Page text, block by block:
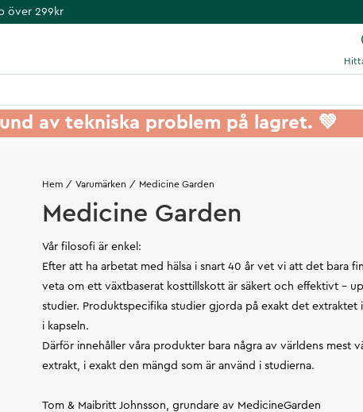
över 299kr
av tekniska problem på lagret. 💚
Hem Varumärken Medicine Garden
Medicine Garden
Vår filosofi är enkel:
Efter att ha arbetat med hälsa i snart 40 år vet vi att det bara
veta om ett växtbaserat kosttillskott är säkert och effektivt –
studier. Produktspecifika studier gjorda på exakt det extraktet
i kapseln.
Därför innehåller våra produkter bara några av världens mest
extrakt, i exakt den mängd som är använd i studierna.
Tom & Maibritt Johnsson, grundare av MedicineGarden